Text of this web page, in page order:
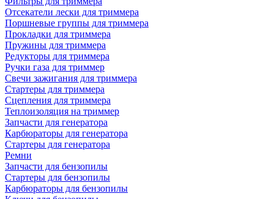
Отсекатели лески для триммера
Поршневые группы для триммера
Прокладки для триммера
Пружины для триммера
Редукторы для триммера
Ручки газа для триммер
Свечи зажигания для триммера
Стартеры для триммера
Сцепления для триммера
Теплоизоляция на триммер
Запчасти для генератора
Карбюраторы для генератора
Стартеры для генератора
Ремни
Запчасти для бензопилы
Стартеры для бензопилы
Карбюраторы для бензопилы